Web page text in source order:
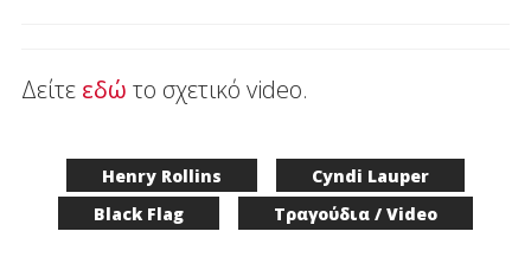
Δείτε εδώ το σχετικό video.
Henry Rollins
Cyndi Lauper
Black Flag
Τραγούδια / Video